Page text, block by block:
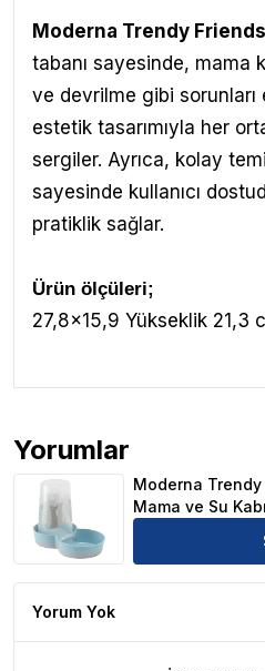
Moderna Trendy
tabanı sayesinde, mama
ve devrilme gibi sorunları
estetik tasarımıyla her
sergiler. Ayrıca, kolay
sayesinde kullanıcı
pratiklik sağlar.
Ürün ölçüleri;
27,8x15,9 Yükseklik 21,3
Yorumlar
Moderna Trendy Friends
Moderna
Mama ve Su
Yorum Yok